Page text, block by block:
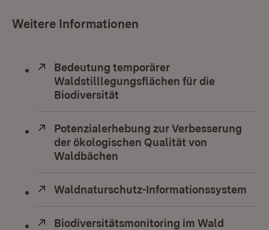
Weitere Informationen
Extern:
Bedeutung temporärer
Waldstilllegungsflächen für die
Biodiversität
Extern:
Potenzialerhebung zur Verbesserung
der ökologischen Qualität von
Waldbächen
Extern:
Waldnaturschutz-Informationssystem
Extern:
Biodiversitätsmonitoring im Wald